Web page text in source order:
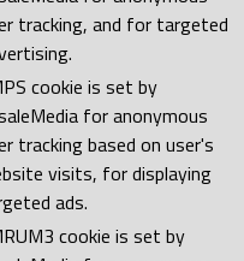
tracking, and for targeted
cookie is set by
for anonymous
tracking based on user's
visits, for displaying
ads.
cookie is set by